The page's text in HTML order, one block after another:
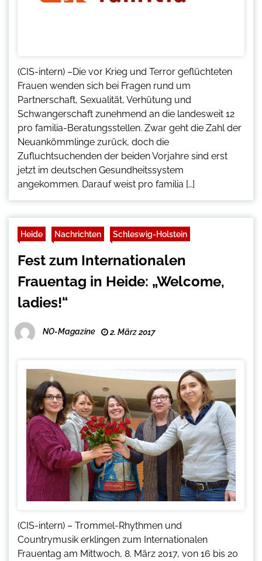
(CIS-intern) –Die vor Krieg und Terror geflüchteten
Frauen wenden sich bei Fragen rund um
Partnerschaft, Sexualität, Verhütung und
Schwangerschaft zunehmend an die landesweit 12
pro familia-Beratungsstellen. Zwar geht die Zahl der
Neuankömmlinge zurück, doch die
Zufluchtsuchenden der beiden Vorjahre sind erst
jetzt im deutschen Gesundheitssystem
angekommen. Darauf weist pro familia […]
Heide Nachrichten Schleswig-Holstein
Fest zum Internationalen
Frauentag in Heide: „Welcome,
ladies!“
NO-Magazine 2. März 2017
(CIS-intern) – Trommel-Rhythmen und
Countrymusik erklingen zum Internationalen
Frauentag am Mittwoch, 8. März 2017, von 16 bis 20